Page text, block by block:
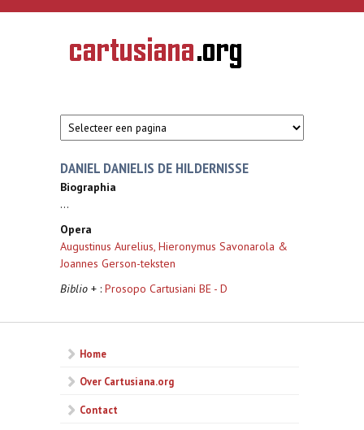
Overslaan en naar de inhoud gaan
CARTUSIANA
Geschiedenis
van de
DANIEL DANIELIS DE HILDERNISSE
Biographia
...
Opera
Augustinus Aurelius, Hieronymus Savonarola &
Joannes Gerson-teksten
Biblio + : Prosopo Cartusiani BE - D
Home
Over Cartusiana.org
Contact